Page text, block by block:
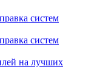
систем
систем
на лучших